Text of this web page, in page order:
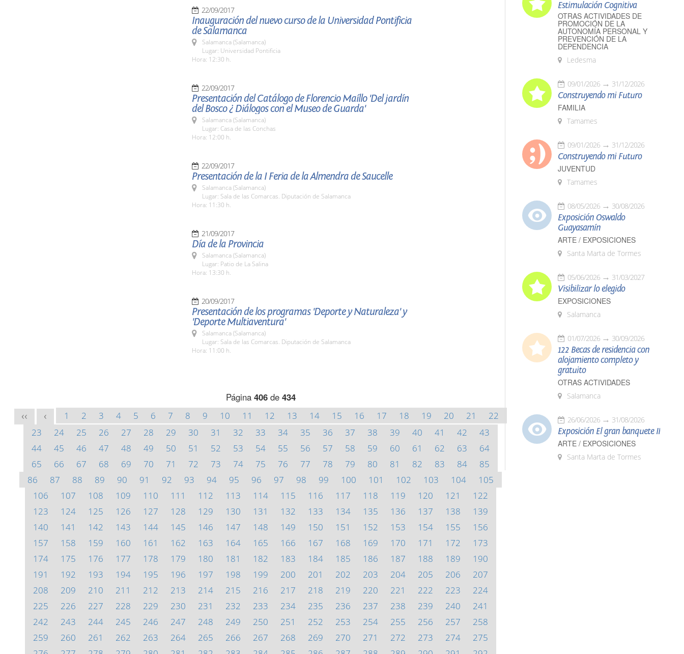
22/09/2017
Inauguración del nuevo curso de la Universidad Pontificia
de Salamanca
Salamanca (Salamanca)
Lugar: Universidad Pontificia
Hora: 12:30 h.
22/09/2017
Presentación del Catálogo de Florencio Maíllo 'Del jardín
del Bosco ¿ Diálogos con el Museo de Guarda'
Salamanca (Salamanca)
Lugar: Casa de las Conchas
Hora: 12:00 h.
22/09/2017
Presentación de la I Feria de la Almendra de Saucelle
Salamanca (Salamanca)
Lugar: Sala de las Comarcas. Diputación de Salamanca
Hora: 11:30 h.
21/09/2017
Día de la Provincia
Salamanca (Salamanca)
Lugar: Patio de La Salina
Hora: 13:30 h.
20/09/2017
Presentación de los programas 'Deporte y Naturaleza' y
'Deporte Multiaventura'
Salamanca (Salamanca)
Lugar: Sala de las Comarcas. Diputación de Salamanca
Hora: 11:00 h.
Página 406de 434
<< < 1 2 3 4 5 6 7 8 9 10 11 12 13 14 15 16 17 18 19 20 21
22
23
24 25 26 27 28 29 30 31 32 33 34 35 36 37 38 39 40 41 42
43
44
45 46 47 48 49 50 51 52 53 54 55 56 57 58 59 60 61 62 63
64
65
66 67 68 69 70 71 72 73 74 75 76 77 78 79 80 81 82 83 84
85
86
87 88 89 90 91 92 93 94 95 96 97 98 99 100 101 102 103 104
105
106
107 108 109 110 111 112 113 114 115 116 117 118 119 120 121
122
123
124 125 126 127 128 129 130 131 132 133 134 135 136 137 138
139
140
141 142 143 144 145 146 147 148 149 150 151 152 153 154 155
156
157
158 159 160 161 162 163 164 165 166 167 168 169 170 171 172
173
174
175 176 177 178 179 180 181 182 183 184 185 186 187 188 189
190
191
192 193 194 195 196 197 198 199 200 201 202 203 204 205 206
207
208
209 210 211 212 213 214 215 216 217 218 219 220 221 222 223
224
225
226 227 228 229 230 231 232 233 234 235 236 237 238 239 240
241
242
243 244 245 246 247 248 249 250 251 252 253 254 255 256 257
258
259
260 261 262 263 264 265 266 267 268 269 270 271 272 273 274
275
Estimulación Cognitiva
OTRAS ACTIVIDADES DE
PROMOCIÓN DE LA
AUTONOMÍA PERSONAL Y
PREVENCIÓN DE LA
DEPENDENCIA
Ledesma
09/01/2026 31/12/2026
Construyendo mi Futuro
FAMILIA
Tamames
09/01/2026 31/12/2026
Construyendo mi Futuro
JUVENTUD
Tamames
08/05/2026 30/08/2026
Exposición Oswaldo
Guayasamín
ARTE / EXPOSICIONES
Santa Marta de Tormes
05/06/2026 31/03/2027
Visibilizar lo elegido
EXPOSICIONES
Salamanca
01/07/2026 30/09/2026
122 Becas de residencia con
alojamiento completo y
gratuito
OTRAS ACTIVIDADES
Salamanca
26/06/2026 31/08/2026
Exposición El gran banquete II
ARTE / EXPOSICIONES
Santa Marta de Tormes